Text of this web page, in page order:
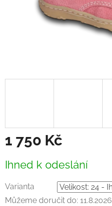
1 750 Kč
cena:
Ihned k odeslání
Varianta
Můžeme doručit do: 11.8.2026